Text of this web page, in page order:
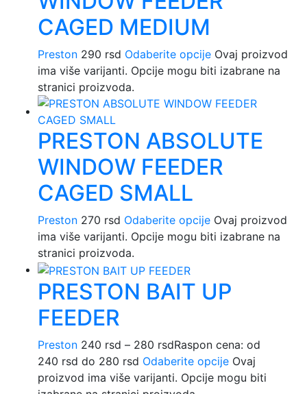
CAGED MEDIUM
Preston 290 rsd Odaberite opcije Ovaj proizvod
ima više varijanti. Opcije mogu biti izabrane na
stranici proizvoda.
PRESTON ABSOLUTE
WINDOW FEEDER
CAGED SMALL
Preston 270 rsd Odaberite opcije Ovaj proizvod
ima više varijanti. Opcije mogu biti izabrane na
stranici proizvoda.
PRESTON BAIT UP
FEEDER
Preston 240 rsd – 280 rsdRaspon cena: od
240 rsd do 280 rsd Odaberite opcije Ovaj
proizvod ima više varijanti. Opcije mogu biti